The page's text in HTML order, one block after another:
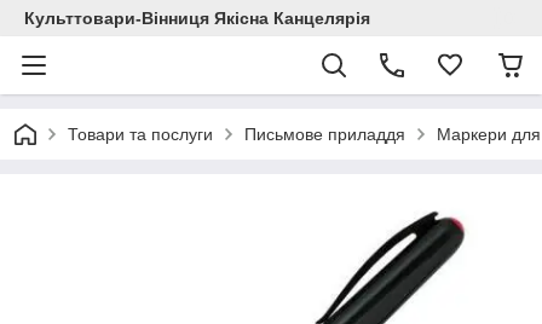
Культтовари-Вінниця Якісна Канцелярія
Товари та послуги Письмове приладдя Маркери